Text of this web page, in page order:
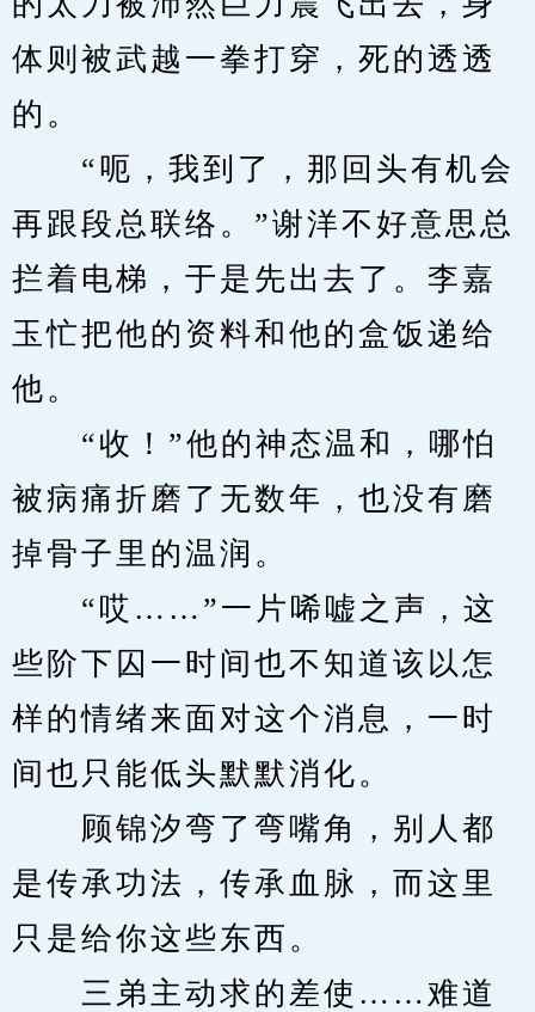
体则被武越一拳打穿，死的透透
的。
“呃，我到了，那回头有机会
再跟段总联络。”谢洋不好意思总
拦着电梯，于是先出去了。李嘉
玉忙把他的资料和他的盒饭递给
他。
“收！”他的神态温和，哪怕
被病痛折磨了无数年，也没有磨
掉骨子里的温润。
“哎……”一片唏嘘之声，这
些阶下囚一时间也不知道该以怎
样的情绪来面对这个消息，一时
间也只能低头默默消化。
顾锦汐弯了弯嘴角，别人都
是传承功法，传承血脉，而这里
只是给你这些东西。
三弟主动求的差使……难道